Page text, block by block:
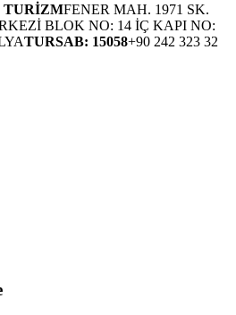
TURİZMFENER MAH. 1971 SK.
BLOK NO: 14 İÇ KAPI NO:
TURSAB: 15058+90 242 323 32